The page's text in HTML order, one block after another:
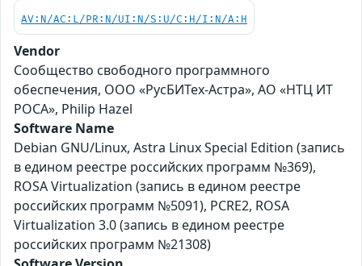
AV:N/AC:L/PR:N/UI:N/S:U/C:H/I:N/A:H
Vendor
Сообщество свободного программного
обеспечения, ООО «РусБИТех-Астра», АО «НТЦ ИТ
РОСА», Philip Hazel
Software Name
Debian GNU/Linux, Astra Linux Special Edition (запись
в едином реестре российских программ №369),
ROSA Virtualization (запись в едином реестре
российских программ №5091), PCRE2, ROSA
Virtualization 3.0 (запись в едином реестре
российских программ №21308)